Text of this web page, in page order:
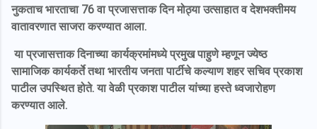
नुकताच भारताचा 76 वा प्रजासत्ताक दिन मोठ्या उत्साहात व देशभक्तीमय
वातावरणात साजरा करण्यात आला.
या प्रजासत्ताक दिनाच्या कार्यक्रमांमध्ये प्रमुख पाहुणे म्हणून ज्येष्ठ
सामाजिक कार्यकर्ते तथा भारतीय जनता पार्टीचे कल्याण शहर सचिव प्रकाश
पाटील उपस्थित होते. या वेळी प्रकाश पाटील यांच्या हस्ते ध्वजारोहण
करण्यात आले.